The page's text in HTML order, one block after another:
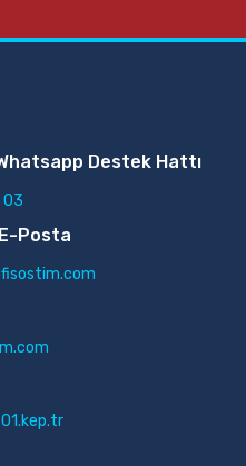
Destek Hattı
03
Posta